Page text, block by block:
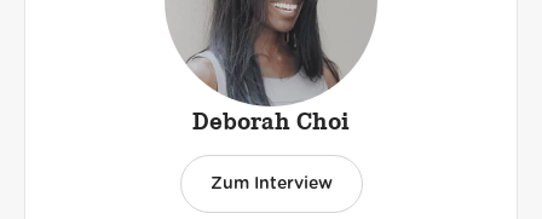
Deborah Choi
Zum Interview